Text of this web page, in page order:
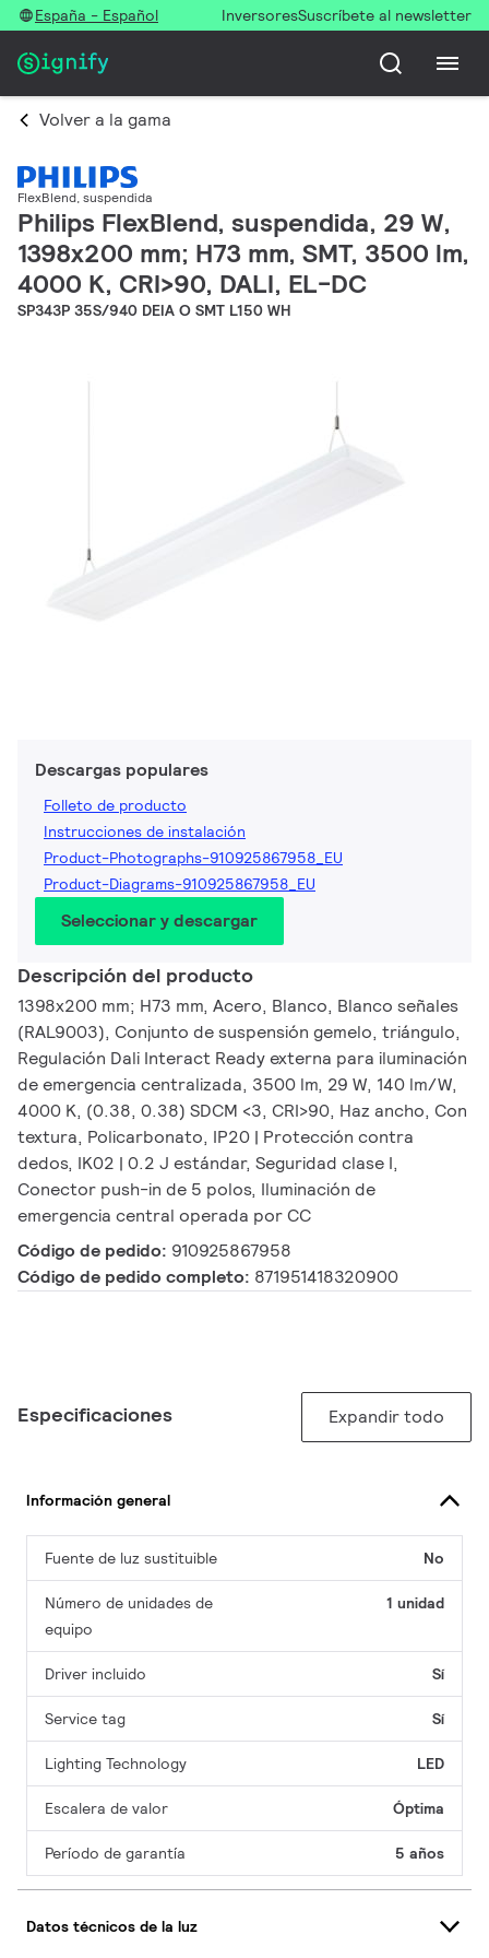
España - Español InversoresSuscríbete al newsletter
Volver a la gama
FlexBlend, suspendida
Philips FlexBlend, suspendida, 29 W,
1398x200 mm; H73 mm, SMT, 3500 lm,
4000 K, CRI>90, DALI, EL-DC
SP343P 35S/940 DEIA O SMT L150 WH
Descargas populares
Folleto de producto
Instrucciones de instalación
Product-Photographs-910925867958_EU
Product-Diagrams-910925867958_EU
Seleccionar y descargar
Descripción del producto
1398x200 mm; H73 mm, Acero, Blanco, Blanco señales
(RAL9003), Conjunto de suspensión gemelo, triángulo,
Regulación Dali Interact Ready externa para iluminación
de emergencia centralizada, 3500 lm, 29 W, 140 lm/W,
4000 K, (0.38, 0.38) SDCM <3, CRI>90, Haz ancho, Con
textura, Policarbonato, IP20 | Protección contra
dedos, IK02 | 0.2 J estándar, Seguridad clase I,
Conector push-in de 5 polos, Iluminación de
emergencia central operada por CC
Código de pedido: 910925867958
Código de pedido completo: 871951418320900
Especificaciones Expandir todo
Información general
Fuente de luz sustituible No
Número de unidades de
equipo
1 unidad
Driver incluido Sí
Service tag Sí
Lighting Technology LED
Escalera de valor Óptima
Período de garantía 5 años
Datos técnicos de la luz